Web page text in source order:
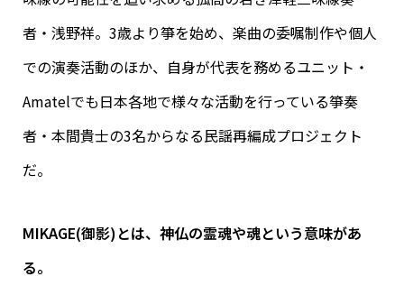
者・浅野祥。3歳より箏を始め、楽曲の委嘱制作や個人
での演奏活動のほか、自身が代表を務めるユニット・
Amatelでも日本各地で様々な活動を行っている箏奏
者・本間貴士の3名からなる民謡再編成プロジェクト
だ。
MIKAGE(御影)とは、神仏の霊魂や魂という意味があ
る。